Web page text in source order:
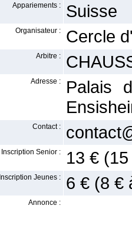
Appariements : Suisse
Organisateur : Cercle
Arbitre :
Adresse :
Palais
Contact :
Inscription Senior : 13 €
Inscription Jeunes : 6 € (8 €
Annonce :